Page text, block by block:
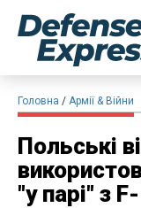
Головна Армії & Війни
Польські
"у парі" з